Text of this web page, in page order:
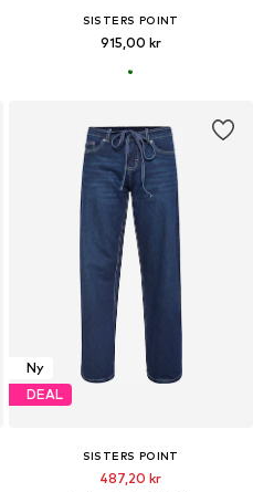
SISTERS POINT
915,00 kr
Ny
DEAL
SISTERS POINT
487,20 kr